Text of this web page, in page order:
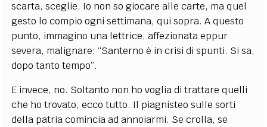
scarta, sceglie. Io non so giocare alle carte, ma quel
gesto lo compio ogni settimana, qui sopra. A questo
punto, immagino una lettrice, affezionata eppur
severa, malignare: “Santerno è in crisi di spunti. Si sa,
dopo tanto tempo”.
E invece, no. Soltanto non ho voglia di trattare quelli
che ho trovato, ecco tutto. Il piagnisteo sulle sorti
della patria comincia ad annoiarmi. Se crolla, se